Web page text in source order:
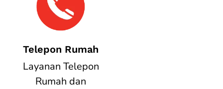
Telepon Rumah
Layanan Telepon
Rumah dan